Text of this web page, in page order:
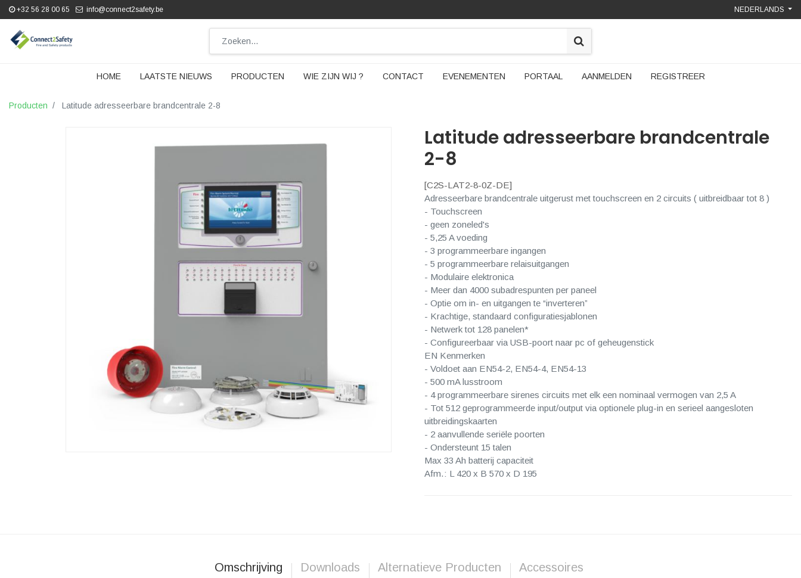
+32 56 28 00 65 info@connect2safety.be NEDERLANDS
HOME LAATSTE NIEUWS PRODUCTEN WIE ZIJN WIJ ? CONTACT EVENEMENTEN PORTAAL AANMELDEN REGISTREER
Producten Latitude adresseerbare brandcentrale 2-8
Latitude adresseerbare brandcentrale
2-8
[C2S-LAT2-8-0Z-DE]
Adresseerbare brandcentrale uitgerust met touchscreen en 2 circuits ( uitbreidbaar tot 8 )
- Touchscreen
- geen zoneled's
- 5,25 A voeding
- 3 programmeerbare ingangen
- 5 programmeerbare relaisuitgangen
- Modulaire elektronica
- Meer dan 4000 subadrespunten per paneel
- Optie om in- en uitgangen te “inverteren”
- Krachtige, standaard configuratiesjablonen
- Netwerk tot 128 panelen*
- Configureerbaar via USB-poort naar pc of geheugenstick
EN Kenmerken
- Voldoet aan EN54-2, EN54-4, EN54-13
- 500 mA lusstroom
- 4 programmeerbare sirenes circuits met elk een nominaal vermogen van 2,5 A
- Tot 512 geprogrammeerde input/output via optionele plug-in en serieel aangesloten
uitbreidingskaarten
- 2 aanvullende seriële poorten
- Ondersteunt 15 talen
Max 33 Ah batterij capaciteit
Afm.: L 420 x B 570 x D 195
Omschrijving Downloads Alternatieve Producten Accessoires